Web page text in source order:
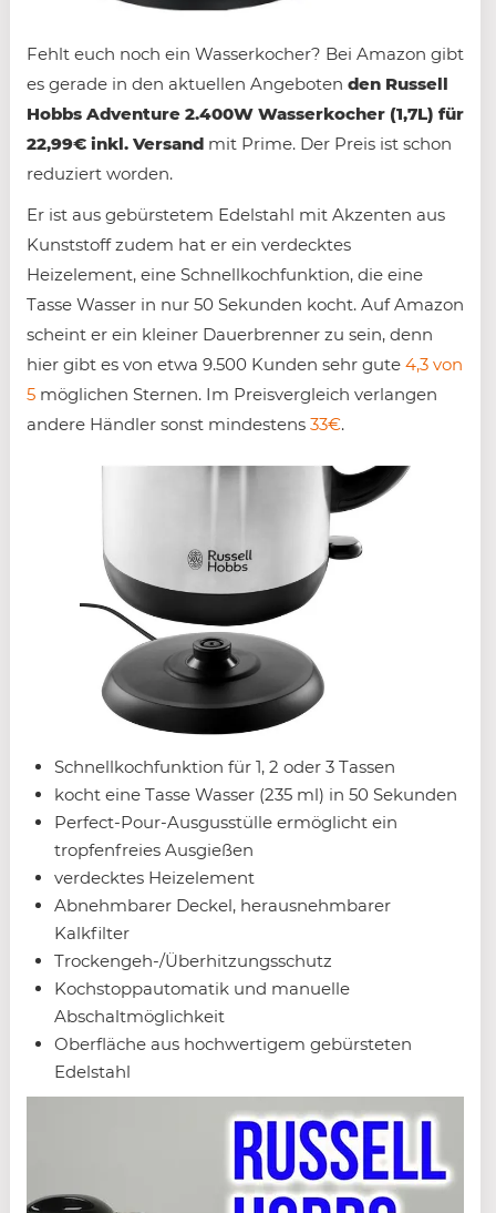
Fehlt euch noch ein Wasserkocher? Bei Amazon gibt
es gerade in den aktuellen Angeboten den Russell
Hobbs Adventure 2.400W Wasserkocher (1,7L) für
22,99€ inkl. Versand mit Prime. Der Preis ist schon
reduziert worden.
Er ist aus gebürstetem Edelstahl mit Akzenten aus
Kunststoff zudem hat er ein verdecktes
Heizelement, eine Schnellkochfunktion, die eine
Tasse Wasser in nur 50 Sekunden kocht. Auf Amazon
scheint er ein kleiner Dauerbrenner zu sein, denn
hier gibt es von etwa 9.500 Kunden sehr gute 4,3 von
5 möglichen Sternen. Im Preisvergleich verlangen
andere Händler sonst mindestens 33€.
Schnellkochfunktion für 1, 2 oder 3 Tassen
kocht eine Tasse Wasser (235 ml) in 50 Sekunden
Perfect-Pour-Ausgusstülle ermöglicht ein
tropfenfreies Ausgießen
verdecktes Heizelement
Abnehmbarer Deckel, herausnehmbarer
Kalkfilter
Trockengeh-/Überhitzungsschutz
Kochstoppautomatik und manuelle
Abschaltmöglichkeit
Oberfläche aus hochwertigem gebürsteten
Edelstahl